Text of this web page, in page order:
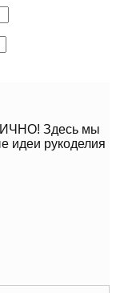
Здесь мы
идеи рукоделия